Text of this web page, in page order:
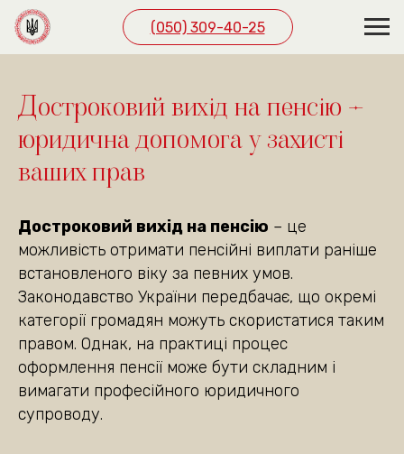
(050) 309-40-25
Достроковий вихід на пенсію –
юридична допомога у захисті
ваших прав
Достроковий вихід на пенсію – це
можливість отримати пенсійні виплати раніше
встановленого віку за певних умов.
Законодавство України передбачає, що окремі
категорії громадян можуть скористатися таким
правом. Однак, на практиці процес
оформлення пенсії може бути складним і
вимагати професійного юридичного
супроводу.
ЗРУЧНИМ СПОСОБОМ
пн. — пт. 10:00—19:00
сб 10:00—18:00
(050) 309-40-25
м. Київ, вул. Павла
офіс 1
Графік роботи
(подивитись на карті)